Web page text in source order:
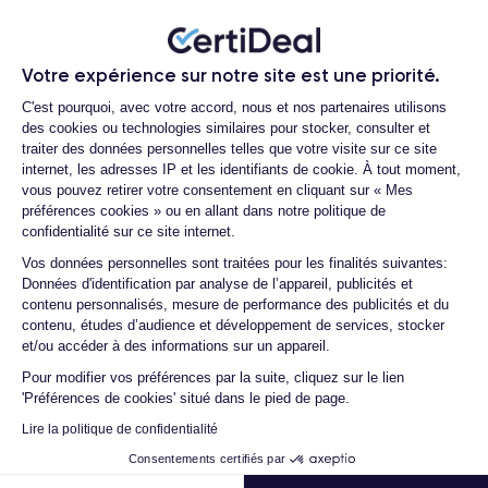
Votre expérience sur notre site est une priorité.
Plateforme de Gestion du
C'est pourquoi, avec votre accord, nous et nos partenaires utilisons
des cookies ou technologies similaires pour stocker, consulter et
traiter des données personnelles telles que votre visite sur ce site
internet, les adresses IP et les identifiants de cookie. À tout moment,
vous pouvez retirer votre consentement en cliquant sur « Mes
préférences cookies » ou en allant dans notre politique de
confidentialité sur ce site internet.
Vos données personnelles sont traitées pour les finalités suivantes:
Données d'identification par analyse de l’appareil, publicités et
contenu personnalisés, mesure de performance des publicités et du
contenu, études d’audience et développement de services, stocker
et/ou accéder à des informations sur un appareil.
Pour modifier vos préférences par la suite, cliquez sur le lien
'Préférences de cookies' situé dans le pied de page.
Lire la politique de confidentialité
Consentements certifiés par
Axeptio consent
avec une résolution de 1792x828 pixels, qui offre un affichage
net et des couleurs vives. L'appareil photo principal se
grand angle de 12 MP et un capteur de profondeur de 12 MP.
La caméra frontale est une caméra TrueDepth de 12 MP qui
prend également en charge la technologie de reconnaissance
faciale.
L'iPhone 11 est alimenté par la puce A13 Bionic, conçue pour
offrir une vitesse et une puissance sans précédent. La batterie
dure jusqu'à une journée complète d'utilisation et prend en
charge la charge rapide et la charge sans fil.
aluminium et en verre résistante aux chocs et aux chutes,
avec une nouvelle gamme de couleurs au choix : noir, blanc,
vert, jaune, violet et rouge.
Quelle est la durée de vie d'un iPhone
Proposez-vous une assurance en cas
de casse due à des chocs ou à des
chutes ?
Quelles sont les options disponibles sur
les batteries ?
Quels sont les accessoires inclus dans
la commande ?
Quelles garanties offrez-vous sur vos
produits ?
Quels sont vos modes de paiement ?
Est-il possible de payer l'iPhone 11 en
plusieurs fois ?
Que se passe-t-il après avoir passé la
commande ?